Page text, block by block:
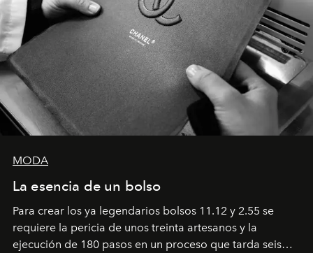
MODA
La esencia de un bolso
Para crear los ya legendarios bolsos 11.12 y 2.55 se
requiere la pericia de unos treinta artesanos y la
ejecución de 180 pasos en un proceso que tarda seis